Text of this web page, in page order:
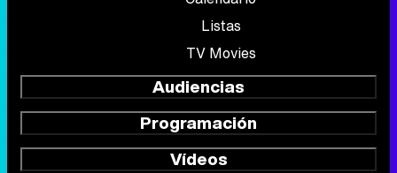
Listas
TV Movies
Audiencias
Programación
Vídeos